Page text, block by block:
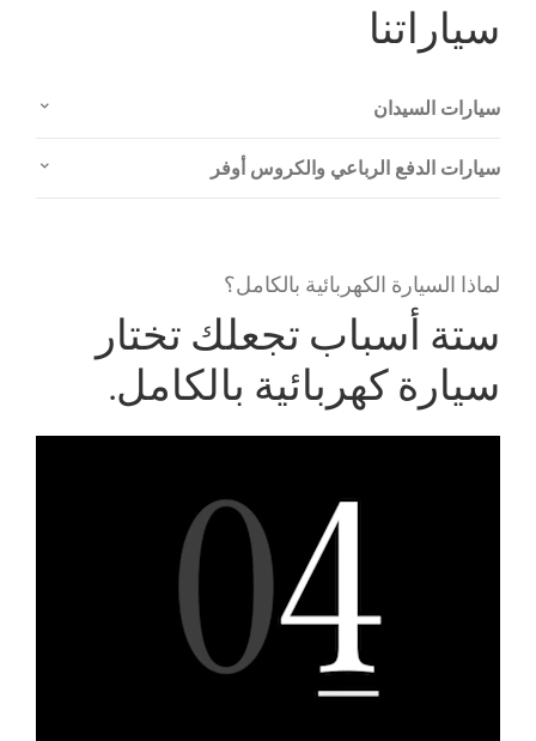
سياراتنا
سيارات السيدان
سيارات الدفع الرباعي والكروس أوفر
لماذا السيارة الكهربائية بالكامل؟
ستة أسباب تجعلك تختار
سيارة كهربائية بالكامل.